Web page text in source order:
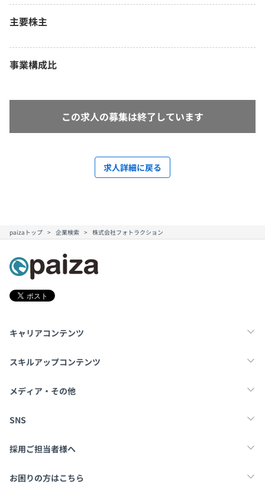
主要株主
事業構成比
この求人の募集は終了しています
求人詳細に戻る
paizaトップ 企業検索 株式会社フォトラクション
キャリアコンテンツ
転職・キャリア
スキルアップコンテンツ
学習
メディア・その他
Tech Team Journal
SNS
X
採用ご担当者様へ
採用・教育をお考えの企業様へ
お困りの方はこちら